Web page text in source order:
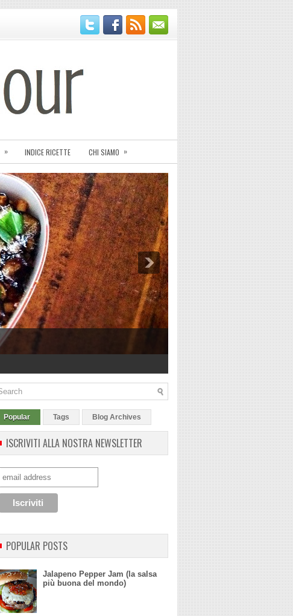
» INDICE RICETTE CHI SIAMO »
Popular Tags Blog Archives
ISCRIVITI ALLA NOSTRA NEWSLETTER
POPULAR POSTS
Jalapeno Pepper Jam (la salsa
più buona del mondo)